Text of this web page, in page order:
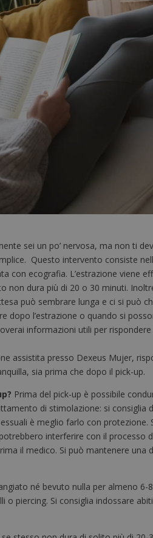
sei un po’ nervosa, ma non ti
Questo intervento consiste
con ecografia. L’estrazione viene
non dura più di 20 o 30 minuti.
può sembrare lunga e ci si può
dopo l’estrazione o quando si
informazioni utili per
assistita presso Dexeus Mujer,
sia prima che dopo il pick-up.
Prima del pick-up è possibile
di stimolazione: si consiglia
è meglio farlo con protezione.
interferire con il processo
il medico. Si può mantenere una
né bevuto nulla per almeno 6-
piercing. Si consiglia indossare